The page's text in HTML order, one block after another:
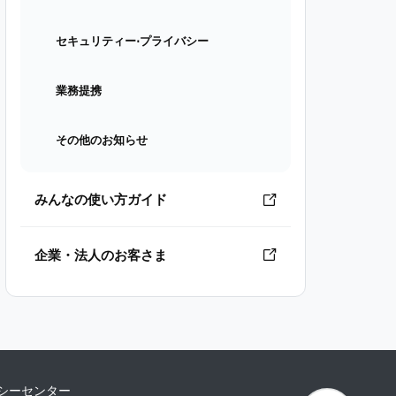
セキュリティー⋅プライバシー
業務提携
その他のお知らせ
みんなの使い方ガイド
企業・法人のお客さま
ーセンター